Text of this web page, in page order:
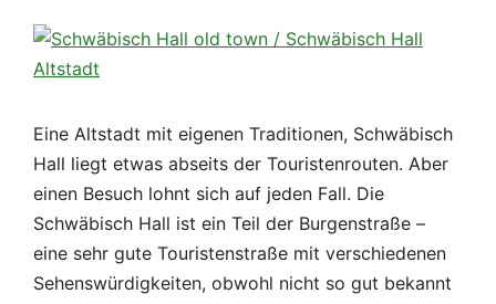
Eine Altstadt mit eigenen Traditionen, Schwäbisch
Hall liegt etwas abseits der Touristenrouten. Aber
einen Besuch lohnt sich auf jeden Fall. Die
Schwäbisch Hall ist ein Teil der Burgenstraße –
eine sehr gute Touristenstraße mit verschiedenen
Sehenswürdigkeiten, obwohl nicht so gut bekannt